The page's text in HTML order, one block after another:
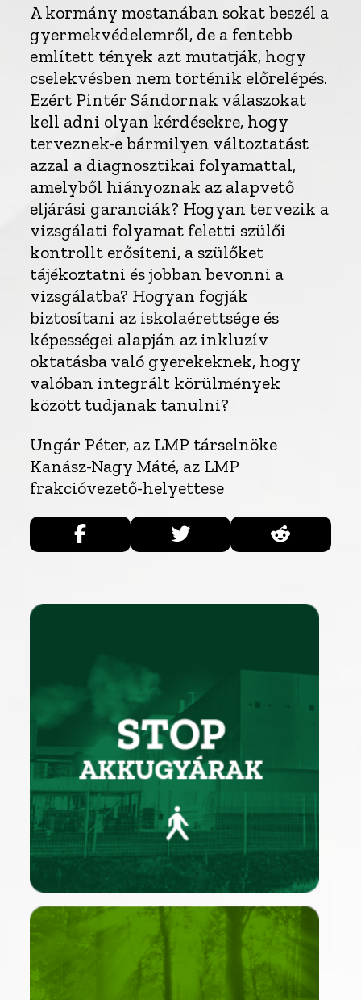
A kormány mostanában sokat beszél a
gyermekvédelemről, de a fentebb
említett tények azt mutatják, hogy
cselekvésben nem történik előrelépés.
Ezért Pintér Sándornak válaszokat
kell adni olyan kérdésekre, hogy
terveznek-e bármilyen változtatást
azzal a diagnosztikai folyamattal,
amelyből hiányoznak az alapvető
eljárási garanciák? Hogyan tervezik a
vizsgálati folyamat feletti szülői
kontrollt erősíteni, a szülőket
tájékoztatni és jobban bevonni a
vizsgálatba? Hogyan fogják
biztosítani az iskolaérettsége és
képességei alapján az inkluzív
oktatásba való gyerekeknek, hogy
valóban integrált körülmények
között tudjanak tanulni?
Ungár Péter, az LMP társelnöke
Kanász-Nagy Máté, az LMP
frakcióvezető-helyettese